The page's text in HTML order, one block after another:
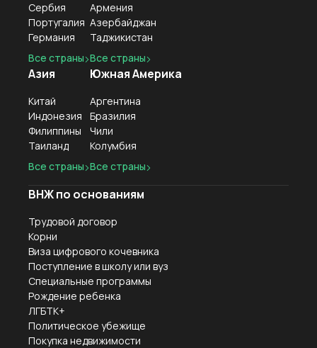
Сербия
Португалия
Германия
Все страны
Азия
Китай
Индонезия
Филиппины
Таиланд
Все страны
Армения
Азербайджан
Таджикистан
Все страны
Южная Америка
Аргентина
Бразилия
Чили
Колумбия
Все страны
ВНЖ по основаниям
Трудовой договор
Корни
Виза цифрового кочевника
Поступление в школу или вуз
Специальные программы
Рождение ребенка
ЛГБТК+
Политическое убежище
Покупка недвижимости